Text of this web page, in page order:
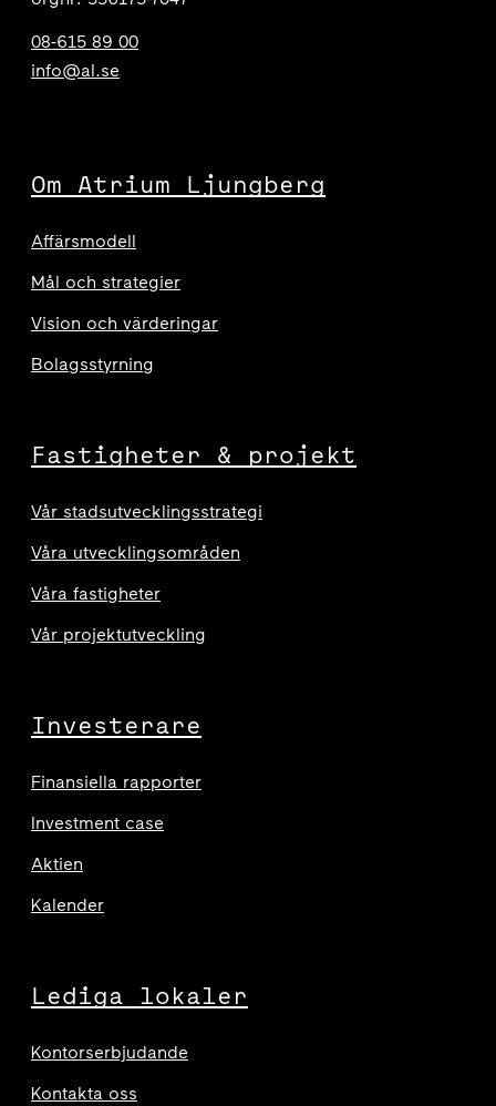
08-615 89 00
info@al.se
Om Atrium Ljungberg
Affärsmodell
Mål och strategier
Vision och värderingar
Bolagsstyrning
Fastigheter & projekt
Vår stadsutvecklingsstrategi
Våra utvecklingsområden
Våra fastigheter
Vår projektutveckling
Investerare
Finansiella rapporter
Investment case
Aktien
Kalender
Lediga lokaler
Kontorserbjudande
Kontakta oss